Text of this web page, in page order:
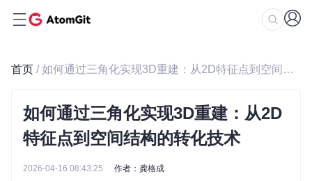
首页 / 如何通过三角化实现3D重建：从2D特征点到空间结构的转化技术
如何通过三角化实现3D重建：从2D
特征点到空间结构的转化技术
2026-04-16 08:43:25 作者：龚格成